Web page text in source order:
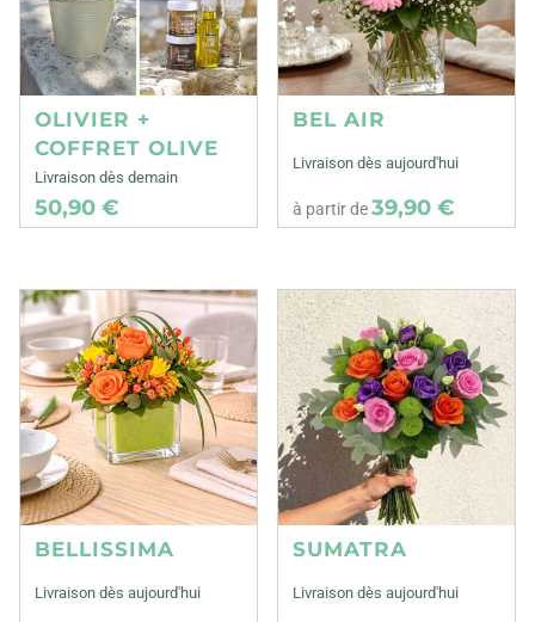
OLIVIER +
COFFRET OLIVE
Livraison dès demain
50,90 €
BEL AIR
Livraison dès aujourd'hui
à partir de39,90 €
BELLISSIMA
Livraison dès aujourd'hui
SUMATRA
Livraison dès aujourd'hui